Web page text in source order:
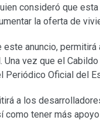
consideró que
la oferta de
este anuncio,
vez que el
Periódico Oficial del
a los
como tener más